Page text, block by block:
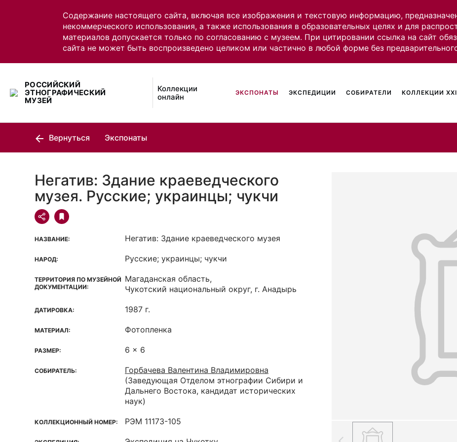
Содержание настоящего сайта, включая все изображения и текстовую информацию,
некоммерческого использования, а также использования в образовательных целях и для
материалов допускается только по согласованию с музеем. При цитировании ссылка на сайт
сайта не может быть воспроизведено целиком или частично в любой форме без
РОССИЙСКИЙ
ЭТНОГРАФИЧЕСКИЙ
МУЗЕЙ
Коллекции
онлайн
ЭКСПОНАТЫ ЭКСПЕДИЦИИ СОБИРАТЕЛИ КОЛЛЕКЦИИ
Вернуться Экспонаты
Негатив: Здание краеведческого
музея. Русские; украинцы; чукчи
НАЗВАНИЕ: Негатив: Здание краеведческого музея
НАРОД: Русские; украинцы; чукчи
ТЕРРИТОРИЯ ПО МУЗЕЙНОЙ
ДОКУМЕНТАЦИИ:
Магаданская область,
Чукотский национальный округ, г. Анадырь
ДАТИРОВКА: 1987 г.
МАТЕРИАЛ: Фотопленка
РАЗМЕР: 6 x 6
СОБИРАТЕЛЬ:
Горбачева Валентина Владимировна
(Заведующая Отделом этнографии Сибири и
Дальнего Востока, кандидат исторических
наук)
КОЛЛЕКЦИОННЫЙ НОМЕР: РЭМ 11173-105